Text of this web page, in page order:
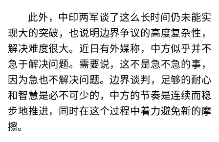
此外，中印两军谈了这么长时间仍未能实
现大的突破，也说明边界争议的高度复杂性，
解决难度很大。近日有外媒称，中方似乎并不
急于解决问题。需要说，这不是急不急的事，
因为急也不解决问题。边界谈判，足够的耐心
和智慧是必不可少的，中方的节奏是连续而稳
步地推进，同时在这个过程中着力避免新的摩
擦。